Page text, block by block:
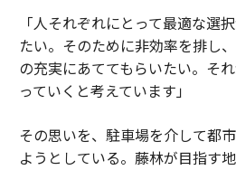
「人それぞれにとって最適な選
たい。そのために非効率を排し
の充実にあててもらいたい。そ
っていくと考えています」
その思いを、駐車場を介して都
ようとしている。藤林が目指す